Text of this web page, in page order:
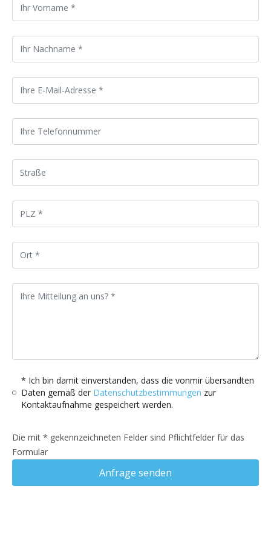
* Ich bin damit einverstanden, dass die vonmir übersandten
Daten gemäß der Datenschutzbestimmungen zur
Kontaktaufnahme gespeichert werden.
Die mit * gekennzeichneten Felder sind Pflichtfelder für das
Formular
Anfrage senden